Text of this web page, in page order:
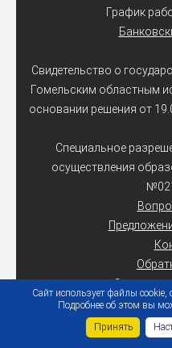
График
Свидетельство о
Гомельским областным
основании решения от
Специальное
осуществления
Сайт использует файлы
Подробнее об этом вы
Принять